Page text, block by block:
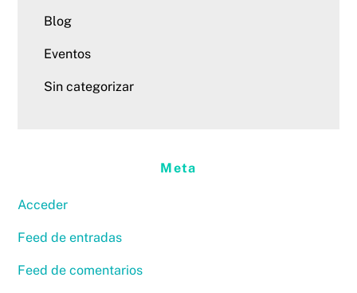
Blog
Eventos
Sin categorizar
Meta
Acceder
Feed de entradas
Feed de comentarios